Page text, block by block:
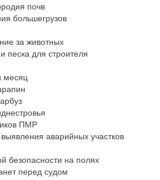
почв
большегрузов
за животных
песка для строителя
месяц
ПМР
аварийных участков
безопасности на полях
перед судом